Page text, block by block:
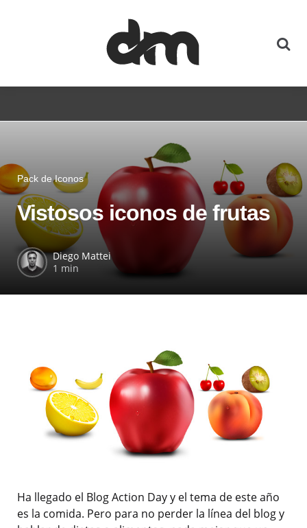
Pack de Iconos
Vistosos iconos de frutas
Diego Mattei
1 min
Ha llegado el Blog Action Day y el tema de este año
es la comida. Pero para no perder la línea del blog y